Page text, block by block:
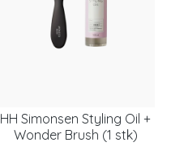
HH Simonsen Styling Oil +
Wonder Brush (1 stk)